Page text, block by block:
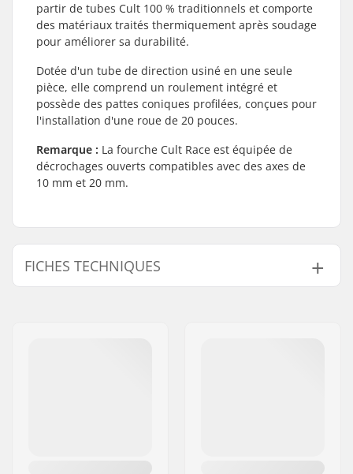
partir de tubes Cult 100 % traditionnels et comporte
des matériaux traités thermiquement après soudage
pour améliorer sa durabilité.
Dotée d'un tube de direction usiné en une seule
pièce, elle comprend un roulement intégré et
possède des pattes coniques profilées, conçues pour
l'installation d'une roue de 20 pouces.
Remarque : La fourche Cult Race est équipée de
décrochages ouverts compatibles avec des axes de
10 mm et 20 mm.
FICHES TECHNIQUES